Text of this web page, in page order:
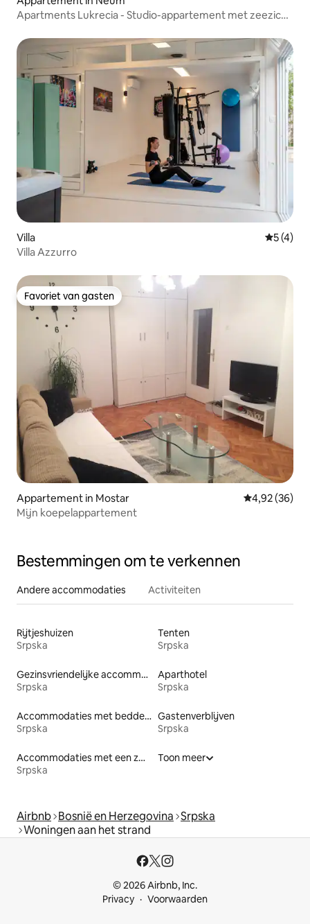
Apartments Lukrecia - Studio-appartement met zeezicht
Villa
5 (4)
Villa Azzurro
Favoriet van gasten
Favoriet van gasten
Appartement in Mostar Gemiddelde
4,92 (36)
Mijn koepelappartement
Bestemmingen om te verkennen
Andere accommodaties Activiteiten
Rijtjeshuizen
Srpska
Tenten
Srpska
Gezinsvriendelijke accommodaties
Srpska
Aparthotel
Srpska
Accommodaties met bedden op toegankelijke hoogte
Srpska
Gastenverblijven
Srpska
Accommodaties met een zwembad
Srpska
Toon meer
Airbnb Bosnië en Herzegovina Srpska
Woningen aan het strand
© 2026 Airbnb, Inc.
Privacy
Voorwaarden